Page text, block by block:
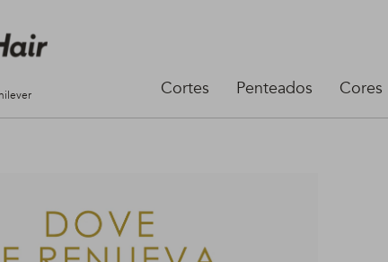
Cortes Penteados Cores